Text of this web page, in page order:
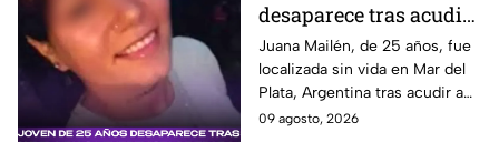
desaparece tras acudir
a falsa entrevista de
trabajo
Juana Mailén, de 25 años, fue
localizada sin vida en Mar del
Plata, Argentina tras acudir a
una presunta entrevista de
09 agosto, 2026